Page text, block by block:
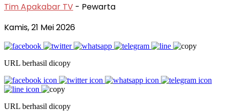
Tim Apakabar TV - Pewarta
Kamis, 21 Mei 2026
URL berhasil dicopy
URL berhasil dicopy